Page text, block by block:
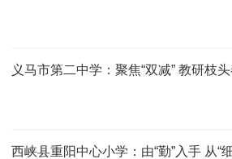
义马市第二中学：聚焦“双减” 教研枝
西峡县重阳中心小学：由“勤”入手 从“